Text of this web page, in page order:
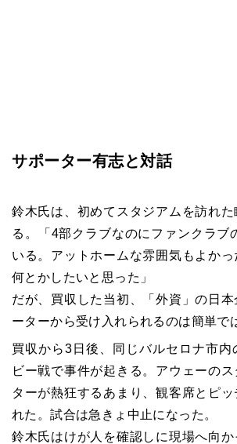
サポーター有志と対話
鈴木氏は、初めてスタジアムを訪れ
る。「4部クラブなのにファンクラブ
いる。アットホームな雰囲気もよか
何とかしたいと思った」
だが、買収した当初、「外資」の日
ーターから受け入れられるのは簡単で
買収から3日後、同じバルセロナ市内
ビー戦で事件が起きる。アウェーの
ターが熱狂するあまり、観客席とピ
れた。試合は急きょ中止になった。
鈴木氏はけが人を確認しに現場へ向